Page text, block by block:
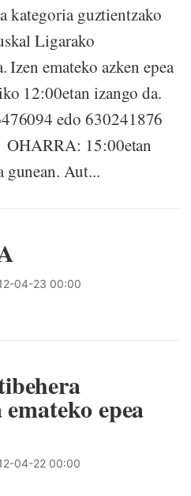
kategoria guztientzako
Ligarako
emateko azken epea
12:00etan izango da.
edo 630241876
15:00etan
gunean. Aut...
04-23 00:00
epea
04-22 00:00